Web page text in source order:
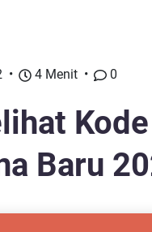
Baru
4 Menit 0